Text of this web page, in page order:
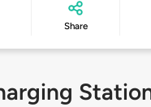
Share